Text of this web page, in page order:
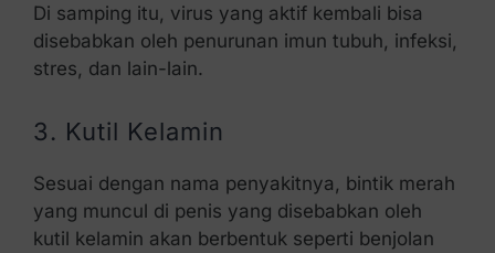
Di samping itu, virus yang aktif kembali bisa
disebabkan oleh penurunan imun tubuh, infeksi,
stres, dan lain-lain.
3. Kutil Kelamin
Sesuai dengan nama penyakitnya, bintik merah
yang muncul di penis yang disebabkan oleh
kutil kelamin akan berbentuk seperti benjolan